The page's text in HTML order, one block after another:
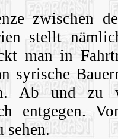
zwischen
stellt
man in
syrische
Ab und zu
entgegen.
sehen.